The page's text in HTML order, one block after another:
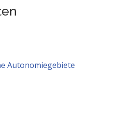
Autonomiegebiete